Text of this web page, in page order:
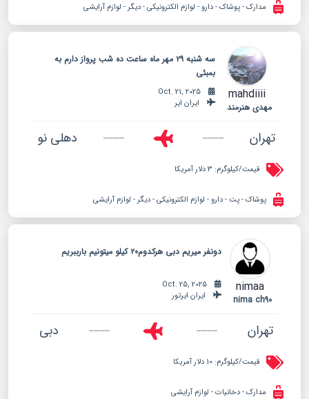
مدارک - پوشاک - دارو - لوازم الکترونیکی - دیگر - لوازم آرایشی
mahdiiii
مهدی هنرمند
سه شنبه ۲۹ مهر ماه ساعت ده شب پرواز دارم به
بمبئی
ایران ایر
تهران دهلی نو
قیمت/کیلوگرم:
پوشاک - پت - دارو - لوازم الکترونیکی - دیگر - لوازم آرایشی
nimaa
nima ch90
دو‌نفر‌ میریم دبی هرکدوم۲۰ کیلو میتونیم بار‌ببریم
ایران ایرتور
تهران دبی
قیمت/کیلوگرم:
مدارک - دخانیات - لوازم آرایشی